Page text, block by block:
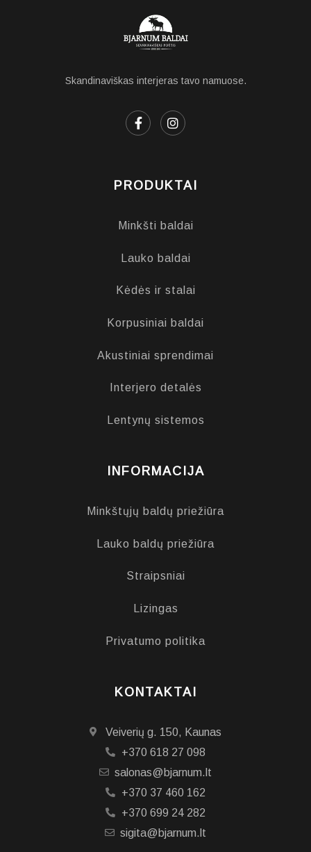
Skandinaviškas interjeras tavo namuose.
PRODUKTAI
Minkšti baldai
Lauko baldai
Kėdės ir stalai
Korpusiniai baldai
Akustiniai sprendimai
Interjero detalės
Lentynų sistemos
INFORMACIJA
Minkštųjų baldų priežiūra
Lauko baldų priežiūra
Straipsniai
Lizingas
Privatumo politika
KONTAKTAI
Veiverių g. 150, Kaunas
+370 618 27 098
salonas@bjarnum.lt
+370 37 460 162
+370 699 24 282
sigita@bjarnum.lt